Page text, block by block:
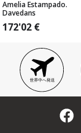
Amelia Estampado.
Davedans
172'02 €
世界中へ発送